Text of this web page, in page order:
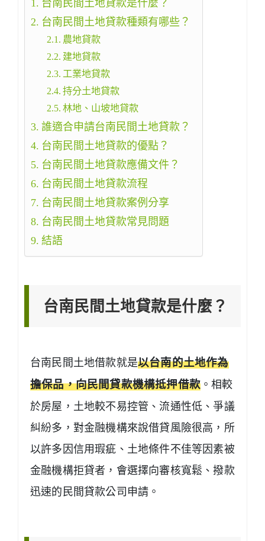
台南民間土地貸款是什麼？
台南民間土地貸款種類有哪些？
農地貸款
建地貸款
工業地貸款
持分土地貸款
林地、山坡地貸款
誰適合申請台南民間土地貸款？
台南民間土地貸款的優點？
台南民間土地貸款應備文件？
台南民間土地貸款流程
台南民間土地貸款案例分享
台南民間土地貸款常見問題
結語
台南民間土地貸款是什麼？
台南民間土地借款就是以台南的土地作為
擔保品，向民間貸款機構抵押借款 。相較
於房屋，土地較不易控管、流通性低、爭議
糾紛多，對金融機構來說借貸風險很高，所
以許多因信用瑕疵、土地條件不佳等因素被
金融機構拒貸者，會選擇向審核寬鬆、撥款
迅速的民間貸款公司申請。